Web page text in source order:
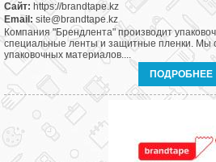
Сайт: https://brandtape.kz
Email: site@brandtape.kz
Компания "Брендлента" производит
специальные ленты и защитные пленки. Мы
упаковочных материалов....
ПОДРОБНЕЕ